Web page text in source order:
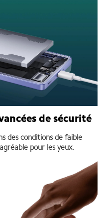
de sécurité
des conditions de faible
pour les yeux.